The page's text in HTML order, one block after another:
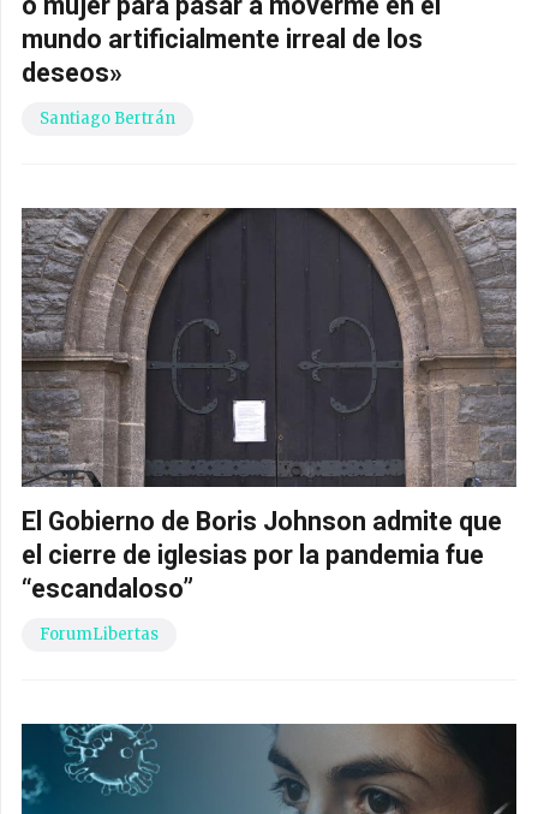
mundo artificialmente irreal de los
deseos»
Santiago Bertrán
El Gobierno de Boris Johnson admite que
el cierre de iglesias por la pandemia fue
“escandaloso”
ForumLibertas